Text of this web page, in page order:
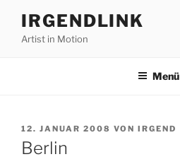
Inhalt
springen
IRGENDLINK
Artist in Motion
Menü
VERÖFFENTLICHT
AM
12. JANUAR 2008 VON IRGEND
Berlin